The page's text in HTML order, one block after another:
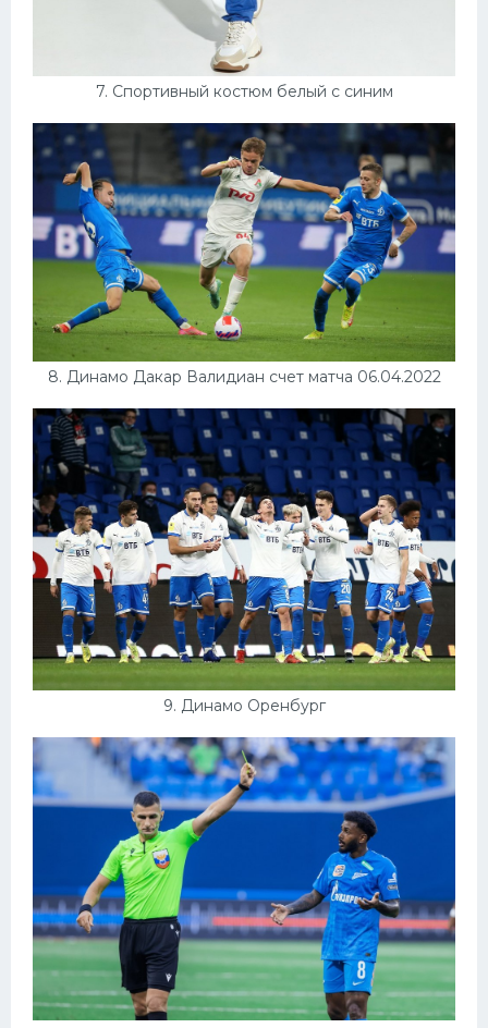
7. Спортивный костюм белый с синим
8. Динамо Дакар Валидиан счет матча 06.04.2022
9. Динамо Оренбург